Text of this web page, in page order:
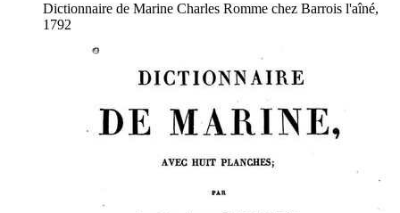
Dictionnaire de Marine Charles Romme chez Barrois l'aîné,
1792